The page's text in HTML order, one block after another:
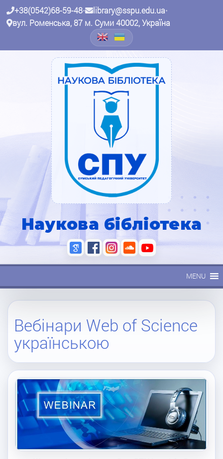
+38(0542)68-59-48• library@sspu.edu.ua•
вул. Роменська, 87 м. Суми 40002, Україна
Наукова бібліотека
MENU
Вебінари Web of Science
українською